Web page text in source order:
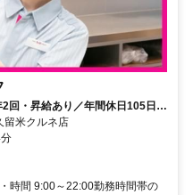
回・昇給あり／年間休日105日・
米クルネ店
時間 9:00～22:00勤務時間帯の